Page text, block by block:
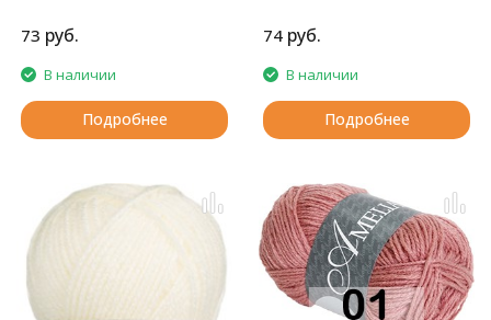
73 руб.
В наличии
Подробнее
74 руб.
В наличии
Подробнее